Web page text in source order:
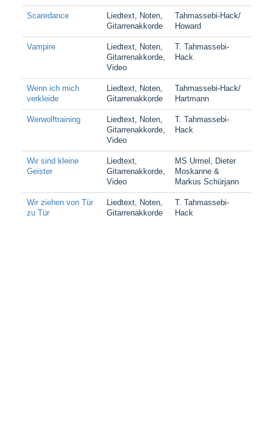
Scaredance
Liedtext, Noten,
Gitarrenakkorde
Tahmassebi-Hack/
Howard
Vampire
Liedtext, Noten,
Gitarrenakkorde,
Video
T. Tahmassebi-
Hack
Wenn ich mich
verkleide
Liedtext, Noten,
Gitarrenakkorde
Tahmassebi-Hack/
Hartmann
Werwolftraining
Liedtext, Noten,
Gitarrenakkorde,
Video
T. Tahmassebi-
Hack
Wir sind kleine
Geister
Liedtext,
Gitarrenakkorde,
Video
MS Urmel, Dieter
Moskanne &
Markus Schürjann
Wir ziehen von Tür
zu Tür
Liedtext, Noten,
Gitarrenakkorde
T. Tahmassebi-
Hack